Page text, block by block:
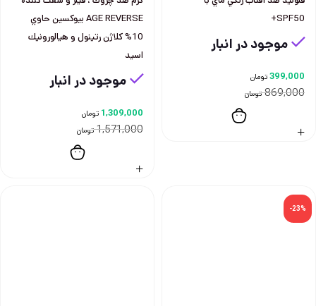
SPF50+
موجود در انبار
869,000 تومان
399,000تومان
AGE REVERSE بيوكسين حاوي
10% كلاژن رتينول و هيالورونيك
اسيد
موجود در انبار
1,571,000 تومان
1,309,000 تومان
-23%